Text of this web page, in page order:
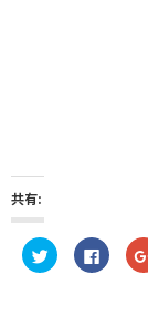
共有:
ク
リ
F
a